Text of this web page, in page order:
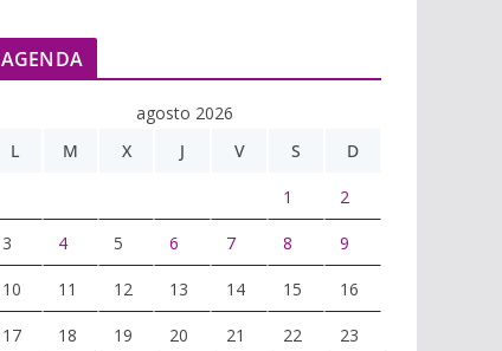
AGENDA
agosto 2026
L
M X J V S D
1 2
3 4 5 6 7 8 9
10 11 12 13 14 15 16
17 18 19 20 21 22 23